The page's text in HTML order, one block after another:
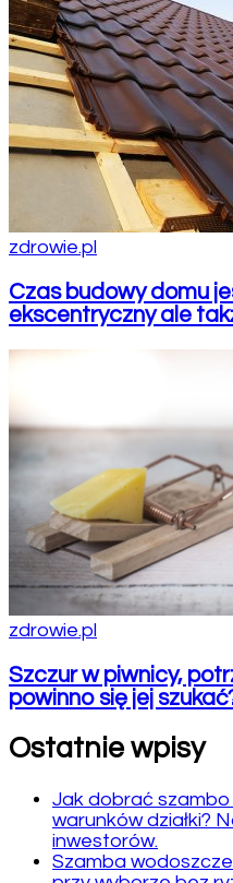
zdrowie.pl
Czas budowy domu
ekscentryczny ale
zdrowie.pl
Szczur w piwnicy,
powinno się jej
Ostatnie wpisy
Jak dobrać
warunków działki?
inwestorów.
Szamba